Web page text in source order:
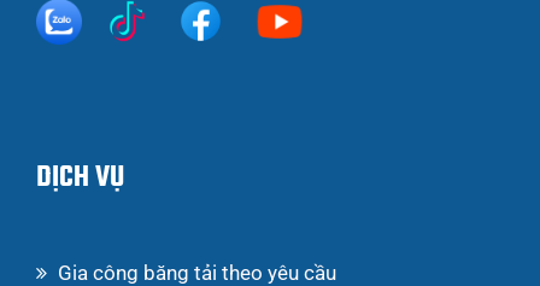
DỊCH VỤ
Gia công băng tải theo yêu cầu